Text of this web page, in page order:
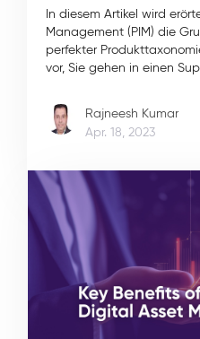
In diesem Artikel wird
Management (PIM) die
perfekter
vor, Sie gehen in einen
Rajneesh Kumar
Apr. 18, 2023